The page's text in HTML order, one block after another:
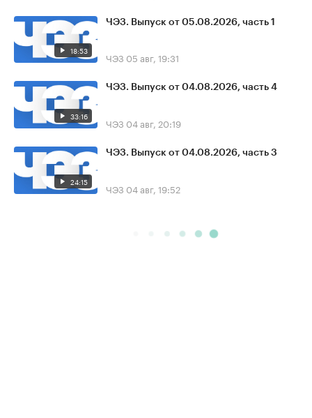
18:53
ЧЭЗ. Выпуск от 05.08.2026, часть 1
ЧЭЗ 05 авг, 19:31
33:16
ЧЭЗ. Выпуск от 04.08.2026, часть 4
ЧЭЗ 04 авг, 20:19
24:15
ЧЭЗ. Выпуск от 04.08.2026, часть 3
ЧЭЗ 04 авг, 19:52